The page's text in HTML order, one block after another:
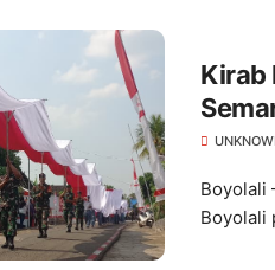
Kirab
Boyolali
Boyolali